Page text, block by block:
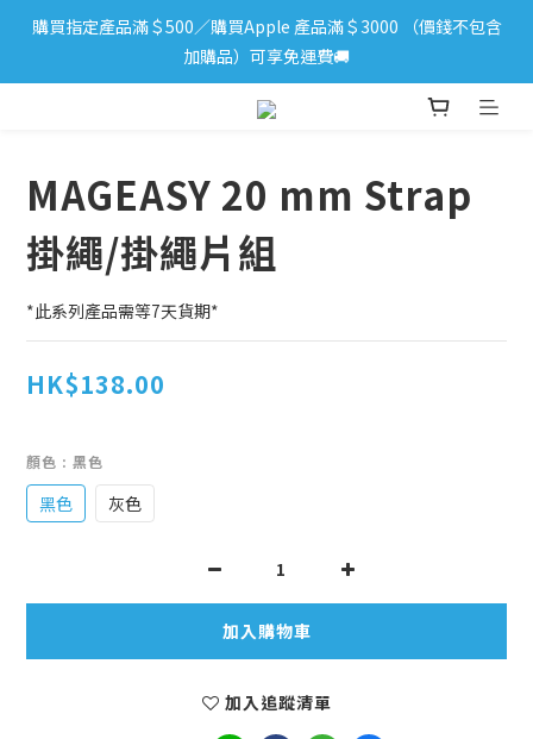
iPhone 17 系列新登場！立即訂購
購買指定產品滿＄500／購買Apple 產品滿＄3000 （價錢不包含
加購品）可享免運費🚚
iPhone 17 系列新登場！立即訂購
MAGEASY 20 mm Strap
掛繩/掛繩片組
*此系列產品需等7天貨期*
HK$138.00
顏色 : 黑色
黑色 灰色
加入購物車
加入追蹤清單